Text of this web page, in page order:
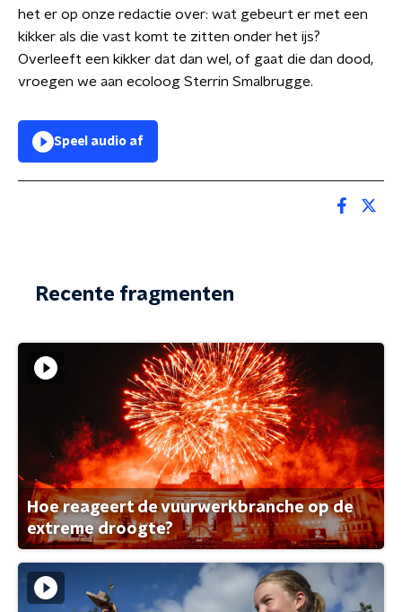
het er op onze redactie over: wat gebeurt er met een
kikker als die vast komt te zitten onder het ijs?
Overleeft een kikker dat dan wel, of gaat die dan dood,
vroegen we aan ecoloog Sterrin Smalbrugge.
Speel audio af
Recente fragmenten
Hoe reageert de vuurwerkbranche op de
extreme droogte?